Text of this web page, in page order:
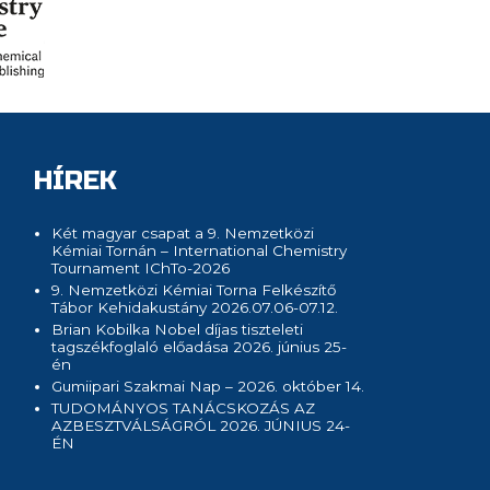
HÍREK
Két magyar csapat a 9. Nemzetközi
Kémiai Tornán – International Chemistry
Tournament IChTo-2026
9. Nemzetközi Kémiai Torna Felkészítő
Tábor Kehidakustány 2026.07.06-07.12.
Brian Kobilka Nobel díjas tiszteleti
tagszékfoglaló előadása 2026. június 25-
én
Gumiipari Szakmai Nap – 2026. október 14.
TUDOMÁNYOS TANÁCSKOZÁS AZ
AZBESZTVÁLSÁGRÓL 2026. JÚNIUS 24-
ÉN